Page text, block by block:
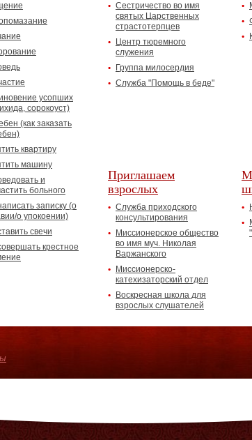
усопших
сорокоуст)
(как заказать
квартиру
машину
и
больного
записку (о
о упокоении)
свечи
крестное
Сестричество во имя
святых Царственных
страстотерпцев
Центр тюремного
служения
Группа милосердия
Служба "Помощь в беде"
Приглашаем
взрослых
Служба приходского
консультирования
Миссионерское общество
во имя муч. Николая
Варжанского
Миссионерско-
катехизаторский отдел
Воскресная школа для
взрослых слушателей